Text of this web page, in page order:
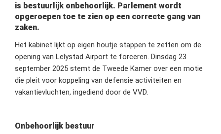
is bestuurlijk onbehoorlijk. Parlement wordt
opgeroepen toe te zien op een correcte gang van
zaken.
Het kabinet lijkt op eigen houtje stappen te zetten om de
opening van Lelystad Airport te forceren. Dinsdag 23
september 2025 stemt de Tweede Kamer over een motie
die pleit voor koppeling van defensie activiteiten en
vakantievluchten, ingediend door de VVD.
Onbehoorlijk bestuur